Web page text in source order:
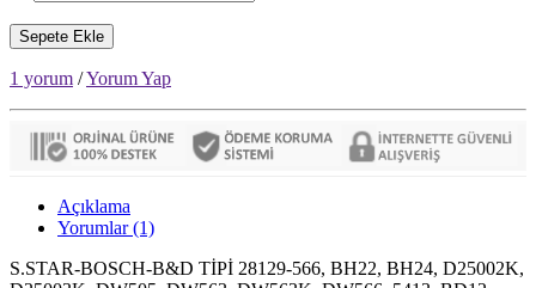
Sepete Ekle
1 yorum /Yorum Yap
Açıklama
Yorumlar (1)
S.STAR-BOSCH-B&D TİPİ 28129-566, BH22, BH24, D25002K,